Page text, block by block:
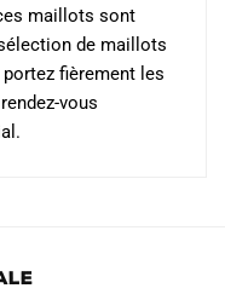
maillots sont
de maillots
fièrement les
vous